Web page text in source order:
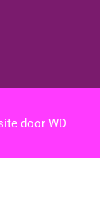
doorWD